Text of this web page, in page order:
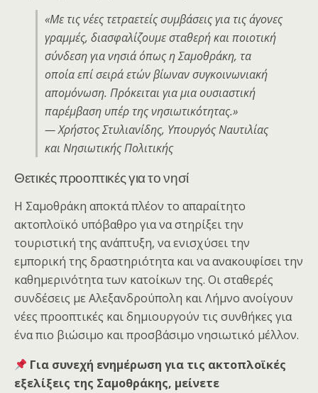
«Με τις νέες τετραετείς συμβάσεις για τις άγονες
γραμμές, διασφαλίζουμε σταθερή και ποιοτική
σύνδεση για νησιά όπως η Σαμοθράκη, τα
οποία επί σειρά ετών βίωναν συγκοινωνιακή
απομόνωση. Πρόκειται για μια ουσιαστική
παρέμβαση υπέρ της νησιωτικότητας.»
— Χρήστος Στυλιανίδης, Υπουργός Ναυτιλίας
και Νησιωτικής Πολιτικής
Θετικές προοπτικές για το νησί
Η Σαμοθράκη αποκτά πλέον το απαραίτητο
ακτοπλοϊκό υπόβαθρο για να στηρίξει την
τουριστική της ανάπτυξη, να ενισχύσει την
εμπορική της δραστηριότητα και να ανακουφίσει την
καθημερινότητα των κατοίκων της. Οι σταθερές
συνδέσεις με Αλεξανδρούπολη και Λήμνο ανοίγουν
νέες προοπτικές και δημιουργούν τις συνθήκες για
ένα πιο βιώσιμο και προσβάσιμο νησιωτικό μέλλον.
Για συνεχή ενημέρωση για τις ακτοπλοϊκές
εξελίξεις της Σαμοθράκης, μείνετε